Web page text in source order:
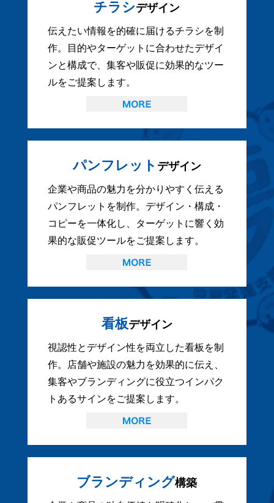
チラシデザイン
伝えたい情報を的確に届けるチラシを制
作。目的やターゲットに合わせたデザイ
ンと構成で、集客や販促に効果的なツー
ルをご提案します。
パンフレット デザイン
企業や商品の魅力を分かりやすく伝える
パンフレットを制作。デザイン・構成・
コピーを一体化し、ターゲットに響く効
果的な販促ツールをご提案します。
看板デザイン
視認性とデザイン性を両立した看板を制
作。店舗や施設の魅力を効果的に伝え、
集客やブランディングに役立つインパク
トあるサインをご提案します。
ブランディング構築